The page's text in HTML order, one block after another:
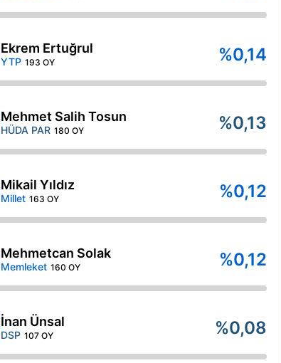
Ekrem Ertuğrul
YTP 193 OY %0,14
Mehmet Salih Tosun
HÜDA PAR 180 OY %0,13
Mikail Yıldız
Millet 163 OY %0,12
Mehmetcan Solak
Memleket 160 OY %0,12
İnan Ünsal
DSP 107 OY %0,08